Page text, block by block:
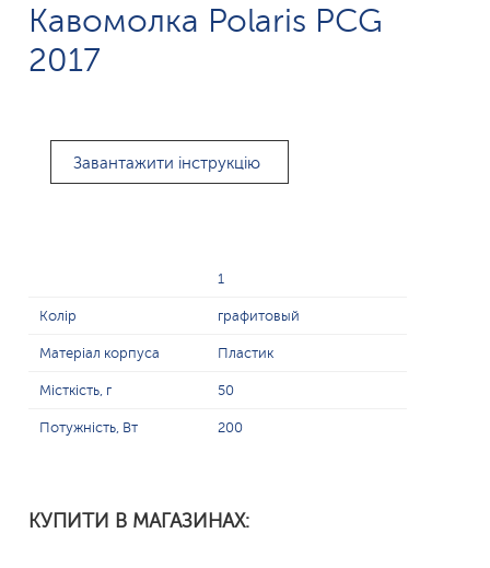
Кавомолка Polaris PCG
2017
Завантажити інструкцію
1
Колір графитовый
Матеріал корпуса Пластик
Місткість, г 50
Потужність, Вт 200
КУПИТИ В МАГАЗИНАХ: